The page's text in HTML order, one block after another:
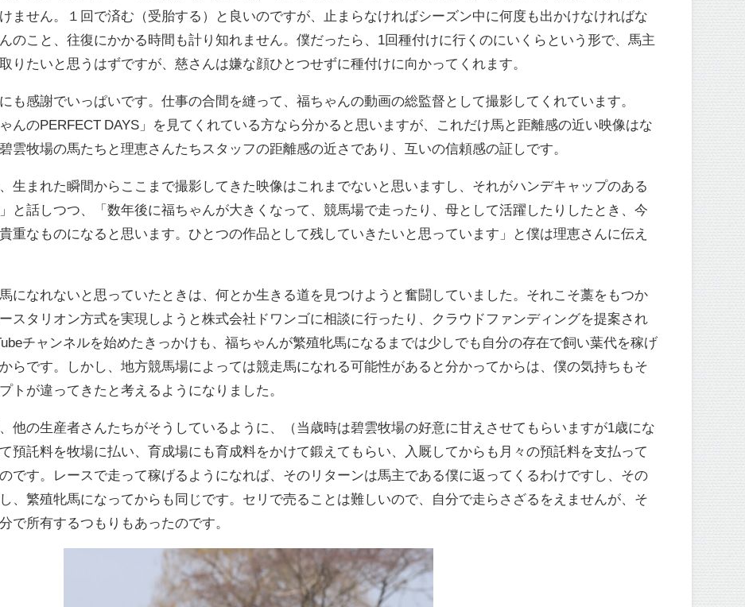
ません。１回で済む（受胎する）と良いのですが、止まらなければシーズン中に何度も出かけなければな
のこと、往復にかかる時間も計り知れません。僕だったら、1回種付けに行くのにいくらという形で、馬主
りたいと思うはずですが、慈さんは嫌な顔ひとつせずに種付けに向かってくれます。
も感謝でいっぱいです。仕事の合間を縫って、福ちゃんの動画の総監督として撮影してくれています。
んのPERFECT DAYS」を見てくれている方なら分かると思いますが、これだけ馬と距離感の近い映像はな
雲牧場の馬たちと理恵さんたちスタッフの距離感の近さであり、互いの信頼感の証しです。
生まれた瞬間からここまで撮影してきた映像はこれまでないと思いますし、それがハンデキャップのある
と話しつつ、「数年後に福ちゃんが大きくなって、競馬場で走ったり、母として活躍したりしたとき、今
重なものになると思います。ひとつの作品として残していきたいと思っています」と僕は理恵さんに伝え
になれないと思っていたときは、何とか生きる道を見つけようと奮闘していました。それこそ藁をもつか
スタリオン方式を実現しようと株式会社ドワンゴに相談に行ったり、クラウドファンディングを提案され
チャンネルを始めたきっかけも、福ちゃんが繁殖牝馬になるまでは少しでも自分の存在で飼い葉代を稼げ
らです。しかし、地方競馬場によっては競走馬になれる可能性があると分かってからは、僕の気持ちもそ
トが違ってきたと考えるようになりました。
他の生産者さんたちがそうしているように、（当歳時は碧雲牧場の好意に甘えさせてもらいますが1歳にな
預託料を牧場に払い、育成場にも育成料をかけて鍛えてもらい、入厩してからも月々の預託料を支払って
です。レースで走って稼げるようになれば、そのリターンは馬主である僕に返ってくるわけですし、その
、繁殖牝馬になってからも同じです。セリで売ることは難しいので、自分で走らさざるをえませんが、そ
で所有するつもりもあったのです。